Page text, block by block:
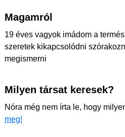
Magamról
19 éves vagyok imádom a
szeretek kikapcsolódni
megismerni
Milyen társat keresek?
Nóra még nem írta le, hogy
meg!